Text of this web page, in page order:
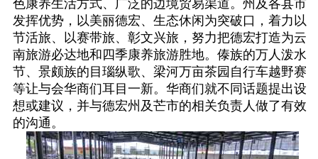
色康养生活方式、广泛的边境贸易渠道。州及各县市
发挥优势，以美丽德宏、生态休闲为突破口，着力以
节活旅、以赛带旅、彰文兴旅，努力把德宏打造为云
南旅游必达地和四季康养旅游胜地。傣族的万人泼水
节、景颇族的目瑙纵歌、梁河万亩茶园自行车越野赛
等让与会华商们耳目一新。华商们就不同话题提出设
想或建议，并与德宏州及芒市的相关负责人做了有效
的沟通。